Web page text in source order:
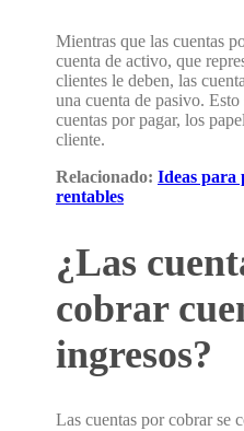
Mientras que las cuentas
cuenta de activo, que
clientes le deben, las
una cuenta de pasivo.
cuentas por pagar, los
cliente.
Relacionado: Ideas para
rentables
¿Las
cobrar
ingresos?
Las cuentas por cobrar se